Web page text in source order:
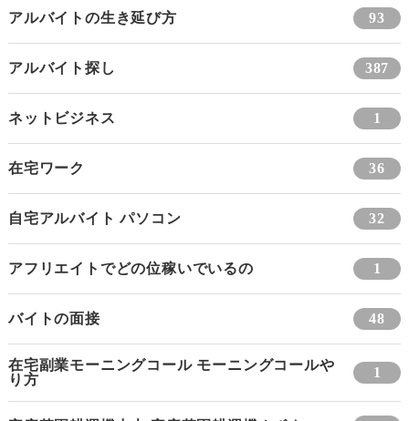
アルバイトの生き延び方 93
アルバイト探し 387
ネットビジネス 1
在宅ワーク 36
自宅アルバイト パソコン 32
アフリエイトでどの位稼いでいるの 1
バイトの面接 48
在宅副業モーニングコール モーニングコールや
り方
1